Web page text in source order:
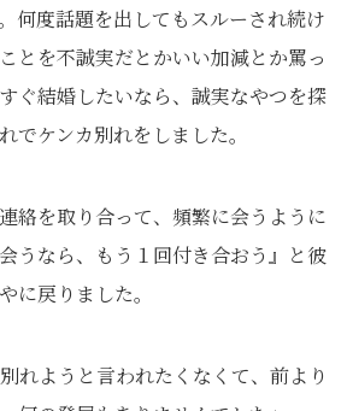
何度話題を出してもスルーされ続け
とを不誠実だとかいい加減とか罵っ
ぐ結婚したいなら、誠実なやつを探
でケンカ別れをしました。
絡を取り合って、頻繁に会うように
うなら、もう１回付き合おう』と彼
に戻りました。
れようと言われたくなくて、前より